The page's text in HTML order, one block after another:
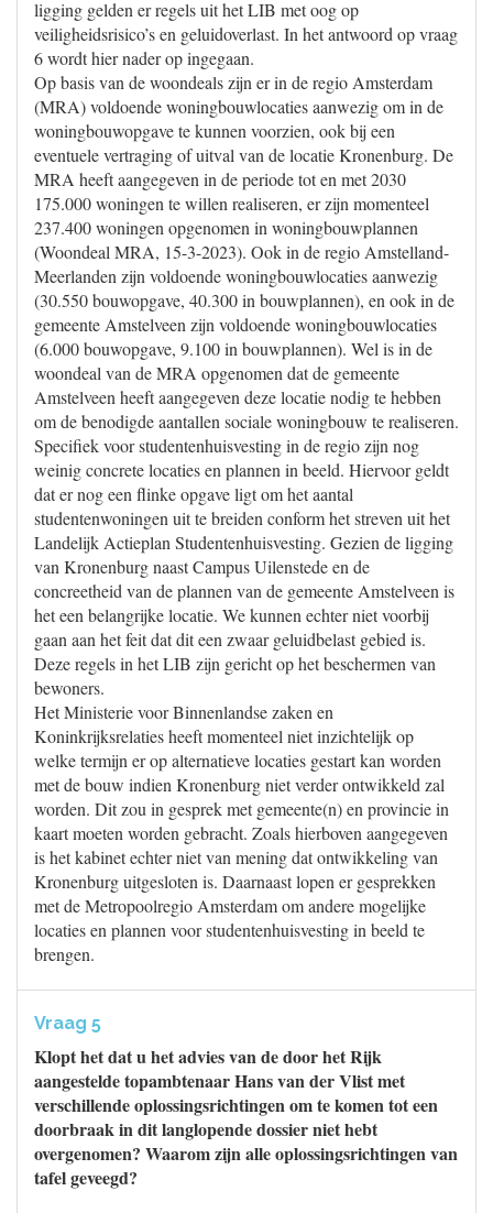
ligging gelden er regels uit het LIB met oog op
veiligheidsrisico’s en geluidoverlast. In het antwoord op vraag
6 wordt hier nader op ingegaan.
Op basis van de woondeals zijn er in de regio Amsterdam
(MRA) voldoende woningbouwlocaties aanwezig om in de
woningbouwopgave te kunnen voorzien, ook bij een
eventuele vertraging of uitval van de locatie Kronenburg. De
MRA heeft aangegeven in de periode tot en met 2030
175.000 woningen te willen realiseren, er zijn momenteel
237.400 woningen opgenomen in woningbouwplannen
(Woondeal MRA, 15-3-2023). Ook in de regio Amstelland-
Meerlanden zijn voldoende woningbouwlocaties aanwezig
(30.550 bouwopgave, 40.300 in bouwplannen), en ook in de
gemeente Amstelveen zijn voldoende woningbouwlocaties
(6.000 bouwopgave, 9.100 in bouwplannen). Wel is in de
woondeal van de MRA opgenomen dat de gemeente
Amstelveen heeft aangegeven deze locatie nodig te hebben
om de benodigde aantallen sociale woningbouw te realiseren.
Specifiek voor studentenhuisvesting in de regio zijn nog
weinig concrete locaties en plannen in beeld. Hiervoor geldt
dat er nog een flinke opgave ligt om het aantal
studentenwoningen uit te breiden conform het streven uit het
Landelijk Actieplan Studentenhuisvesting. Gezien de ligging
van Kronenburg naast Campus Uilenstede en de
concreetheid van de plannen van de gemeente Amstelveen is
het een belangrijke locatie. We kunnen echter niet voorbij
gaan aan het feit dat dit een zwaar geluidbelast gebied is.
Deze regels in het LIB zijn gericht op het beschermen van
bewoners.
Het Ministerie voor Binnenlandse zaken en
Koninkrijksrelaties heeft momenteel niet inzichtelijk op
welke termijn er op alternatieve locaties gestart kan worden
met de bouw indien Kronenburg niet verder ontwikkeld zal
worden. Dit zou in gesprek met gemeente(n) en provincie in
kaart moeten worden gebracht. Zoals hierboven aangegeven
is het kabinet echter niet van mening dat ontwikkeling van
Kronenburg uitgesloten is. Daarnaast lopen er gesprekken
met de Metropoolregio Amsterdam om andere mogelijke
locaties en plannen voor studentenhuisvesting in beeld te
brengen.
Vraag 5
Klopt het dat u het advies van de door het Rijk
aangestelde topambtenaar Hans van der Vlist met
verschillende oplossingsrichtingen om te komen tot een
doorbraak in dit langlopende dossier niet hebt
overgenomen? Waarom zijn alle oplossingsrichtingen van
tafel geveegd?